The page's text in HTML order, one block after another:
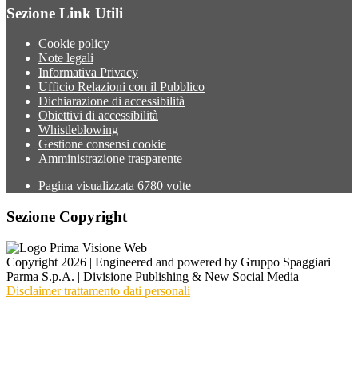
Sezione Link Utili
Cookie policy
Note legali
Informativa Privacy
Ufficio Relazioni con il Pubblico
Dichiarazione di accessibilità
Obiettivi di accessibilità
Whistleblowing
Gestione consensi cookie
Amministrazione trasparente
Pagina visualizzata 6780 volte
Sezione Copyright
Copyright 2026 | Engineered and powered by Gruppo Spaggiari
Parma S.p.A. | Divisione Publishing & New Social Media
Disclaimer trattamento dati personali